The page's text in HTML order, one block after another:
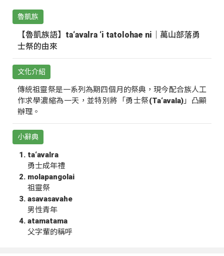
魯凱族
【魯凱族語】ta‘avalra ‘i tatolohae ni｜萬山部落勇
士祭的由來
文化介紹
傳統祖靈祭是一系列為期四個月的祭典，現今配合族人工
作求學濃縮為一天，並特別將「勇士祭(Ta‘avala)」凸顯
辦理。
小辭典
ta‘avalra
勇士成年禮
molapangolai
祖靈祭
asavasavahe
男性青年
atamatama
父字輩的稱呼